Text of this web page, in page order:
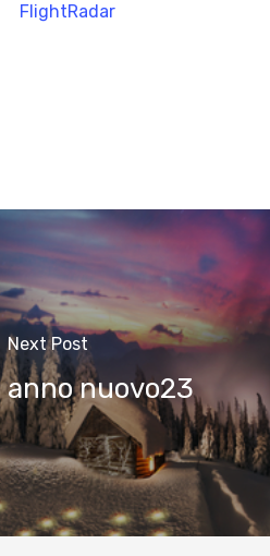
FlightRadar
Next Post
anno nuovo23